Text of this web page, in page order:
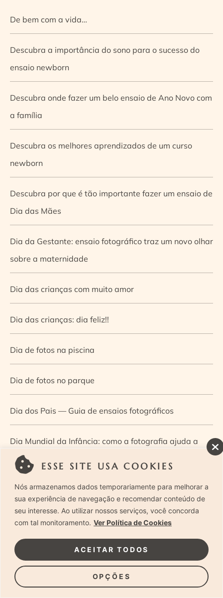
ESSE SITE USA COOKIES
Nós armazenamos dados temporariamente para melhorar a
sua experiência de navegação e recomendar conteúdo de
seu interesse. Ao utilizar nossos serviços, você concorda
com tal monitoramento. Ver Política de Cookies
OPÇÕES
ACEITAR TODOS
De bem com a vida…
Descubra a importância do sono para o sucesso do
ensaio newborn
Descubra onde fazer um belo ensaio de Ano Novo com
a família
Descubra os melhores aprendizados de um curso
newborn
Descubra por que é tão importante fazer um ensaio de
Dia das Mães
Dia da Gestante: ensaio fotográfico traz um novo olhar
sobre a maternidade
Dia das crianças com muito amor
Dia das crianças: dia feliz!!
Dia de fotos na piscina
Dia de fotos no parque
Dia dos Pais — Guia de ensaios fotográficos
Dia Mundial da Infância: como a fotografia ajuda a
construir a memória e a identidade da criança
Diário de uma grávida e sua pequena
Dica de especialista: como otimizar o fluxo de trabalho
no ensaio newborn?
Dica de especialista: qual o melhor guia de poses para
fotografia newborn?